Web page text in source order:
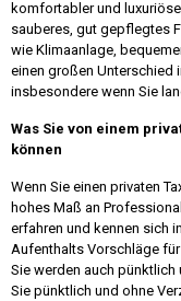
komfortabler und
sauberes, gut gepflegtes
wie Klimaanlage,
einen großen Unterschied
insbesondere wenn Sie
Was Sie von einem
können
Wenn Sie einen privaten
hohes Maß an
erfahren und kennen sich
Aufenthalts Vorschläge
Sie werden auch
Sie pünktlich und ohne